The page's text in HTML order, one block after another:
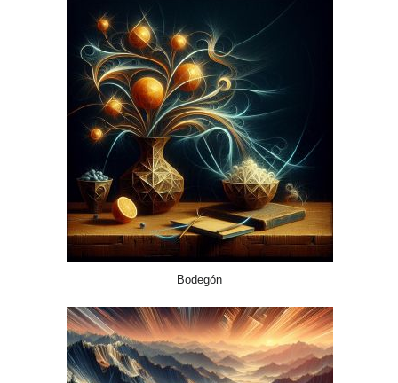
Bodegón